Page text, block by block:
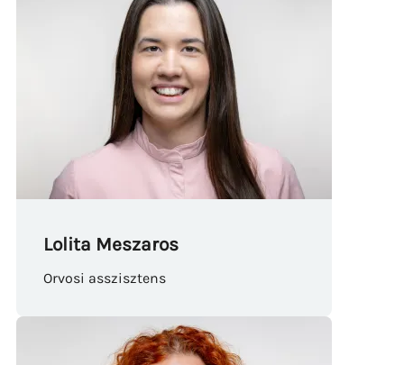
Lolita Meszaros
Orvosi asszisztens